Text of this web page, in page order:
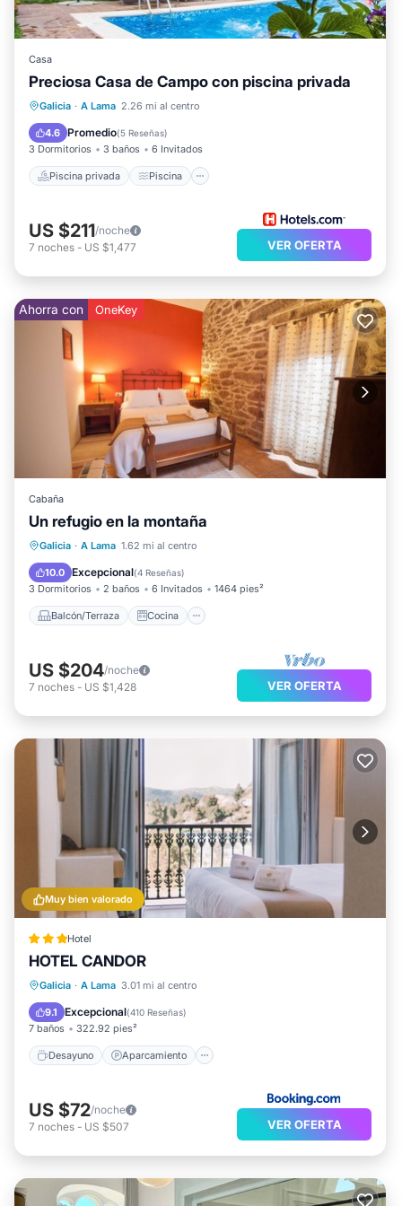
Casa
Preciosa Casa de Campo con piscina privada
Galicia · A Lama 2.26 mi al centro
4.6 Promedio(5 Reseñas)
3 Dormitorios 3 baños 6 Invitados
Piscina privada Piscina
Piscina privada
Piscina
Balcón/Terraza
US $211/noche
7 noches - US $1,477 VER OFERTA
Ahorra con OneKey
Cabaña
Un refugio en la montaña
Galicia · A Lama 1.62 mi al centro
10.0 Excepcional(4 Reseñas)
3 Dormitorios 2 baños 6 Invitados 1464 pies²
Balcón/Terraza Cocina
Balcón/Terraza
Cocina
Se admiten mascotas
US $204/noche
7 noches - US $1,428 VER OFERTA
Muy bien valorado
Hotel
HOTEL CANDOR
Galicia · A Lama 3.01 mi al centro
9.1 Excepcional(410 Reseñas)
7 baños 322.92 pies²
Desayuno Aparcamiento
Desayuno
Aparcamiento
Balcón/Terraza
US $72/noche
7 noches - US $507 VER OFERTA